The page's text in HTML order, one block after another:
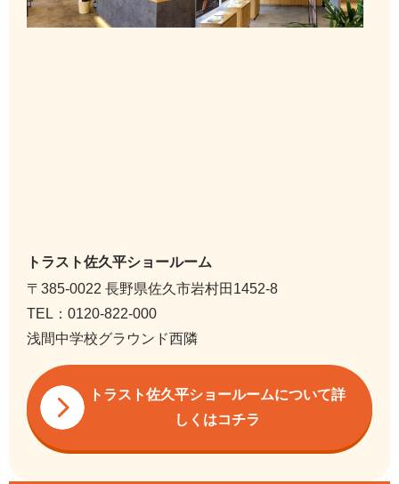
トラスト佐久平ショールーム
〒385-0022 長野県佐久市岩村田1452-8
TEL：0120-822-000
浅間中学校グラウンド西隣
トラスト佐久平ショールームについて詳
しくはコチラ